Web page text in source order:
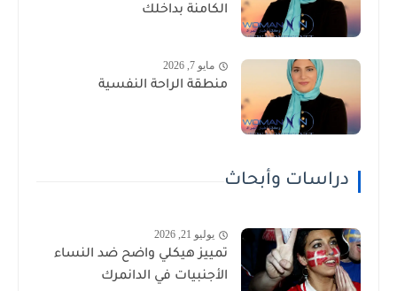
الكامنة بداخلك
مايو 7, 2026
منطقة الراحة النفسية
دراسات وأبحاث
يوليو 21, 2026
تمييز هيكلي واضح ضد النساء
الأجنبيات في الدانمرك